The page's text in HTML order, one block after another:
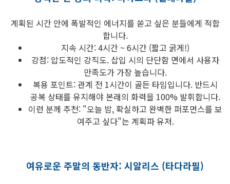
계획된 시간 안에 폭발적인 에너지를 쏟고 싶은 분들에게 적합
합니다.
지속 시간: 4시간 ~ 6시간 (짧고 굵게!)
강점: 압도적인 강직도. 삽입 시의 단단함 면에서 사용자
만족도가 가장 높습니다.
복용 포인트: 관계 전 1시간이 골든 타임입니다. 반드시
공복 상태를 유지해야 본래의 화력을 100% 발휘합니다.
이런 분께 추천: "오늘 밤, 확실하고 완벽한 퍼포먼스를 보
여주고 싶다"는 계획파 유저.
여유로운 주말의 동반자: 시알리스 (타다라필)